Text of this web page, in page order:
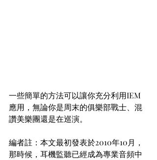
一些簡單的方法可以讓你充分利用IEM
應用，無論你是周末的俱樂部戰士、混
讚美樂團還是在巡演。
編者註：本文最初發表於2010年10月，
那時候，耳機監聽已經成為專業音頻中